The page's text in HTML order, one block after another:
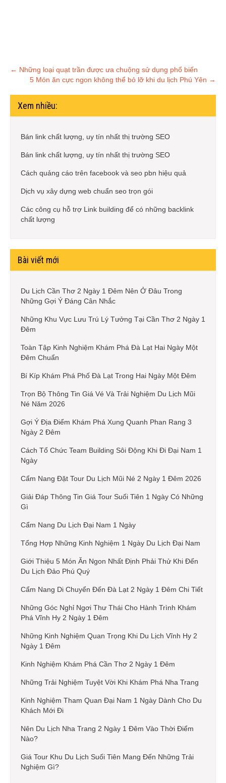
Post
navigation
← Những loại quạt trần được ưa chuộng sử dụng phổ biến
5 Món ăn cực ngon không thể bỏ lỡ khi du lịch Phú Yên →
Xem nhiều:
Bán link chất lượng, uy tín nhất thị trường SEO
Bán link chất lượng, uy tín nhất thị trường SEO
Cách quảng cáo trên facebook và seo pbn hiệu quả
Dịch vụ xây dựng web chuẩn seo trọn gói
Các công cụ hỗ trợ Link building để có những backlink
chất lượng
Bài viết mới
Du Lịch Cần Thơ 2 Ngày 1 Đêm Nên Ở Đâu Trong
Những Gợi Ý Đáng Cân Nhắc
Những Khu Vực Lưu Trú Lý Tưởng Tại Cần Thơ 2 Ngày 1
Đêm
Toàn Tập Kinh Nghiệm Khám Phá Đà Lạt Hai Ngày Một
Đêm Chuẩn
Bí Kíp Khám Phá Phố Đà Lạt Trong Hai Ngày Một Đêm
Trọn Bộ Thông Tin Giá Vé Và Trải Nghiệm Du Lịch Mũi
Né Năm 2026
Gợi Ý Địa Điểm Khám Phá Xung Quanh Phan Rang 3
Ngày 2 Đêm
Cách Tổ Chức Team Building Sôi Động Khi Đi Đại Nam 1
Ngày
Cẩm Nang Đặt Tour Du Lịch Mũi Né 2 Ngày 1 Đêm 2026
Giải Đáp Thông Tin Giá Tour Suối Tiên 1 Ngày Có Những
Gì
Cẩm Nang Du Lịch Đại Nam 1 Ngày
Tổng Hợp Những Kinh Nghiệm 1 Ngày Du Lịch Đại Nam
Giới Thiệu 5 Món Ăn Ngon Nhất Định Phải Thử Khi Đến
Du Lịch Đảo Phú Quý
Cẩm Nang Di Chuyển Đến Đà Lạt 2 Ngày 1 Đêm Chi Tiết
Những Góc Nghỉ Ngơi Thư Thái Cho Hành Trình Khám
Phá Vĩnh Hy 2 Ngày 1 Đêm
Những Kinh Nghiệm Quan Trọng Khi Du Lịch Vĩnh Hy 2
Ngày 1 Đêm
Kinh Nghiệm Khám Phá Cần Thơ 2 Ngày 1 Đêm
Những Trải Nghiệm Tuyệt Vời Khi Khám Phá Nha Trang
Kinh Nghiệm Tham Quan Đại Nam 1 Ngày Dành Cho Du
Khách Mới Đi
Nên Du Lịch Nha Trang 2 Ngày 1 Đêm Vào Thời Điểm
Nào?
Giá Tour Khu Du Lịch Suối Tiên Mang Đến Những Trải
Nghiệm Gì?